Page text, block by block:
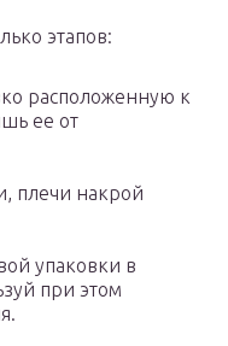
этапов:
расположенную к
ее от
плечи накрой
упаковки в
при этом